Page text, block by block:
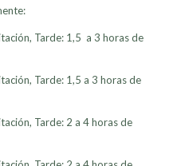
Tarde: 1,5 a 3 horas de
Tarde: 1,5 a 3 horas de
Tarde: 2 a 4 horas de